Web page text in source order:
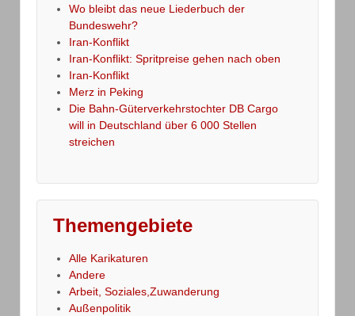
Wo bleibt das neue Liederbuch der
Bundeswehr?
Iran-Konflikt
Iran-Konflikt: Spritpreise gehen nach oben
Iran-Konflikt
Merz in Peking
Die Bahn-Güterverkehrstochter DB Cargo
will in Deutschland über 6 000 Stellen
streichen
Themengebiete
Alle Karikaturen
Andere
Arbeit, Soziales,Zuwanderung
Außenpolitik